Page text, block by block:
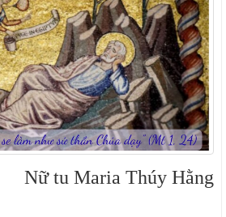
Nữ tu Maria Thúy Hằng